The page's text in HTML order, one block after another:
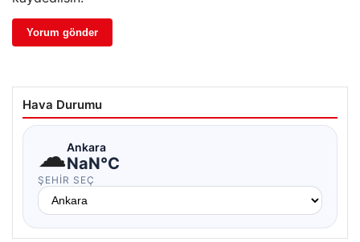
Hava Durumu
☁Ankara
NaN°C
ŞEHIR SEÇ